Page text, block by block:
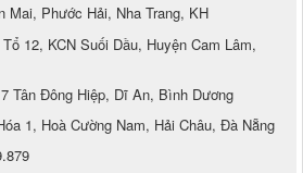
Mai, Phước Hải, Nha Trang, KH
12, KCN Suối Dầu, Huyện Cam Lâm,
Tân Đông Hiệp, Dĩ An, Bình Dương
1, Hoà Cường Nam, Hải Châu, Đà Nẵng